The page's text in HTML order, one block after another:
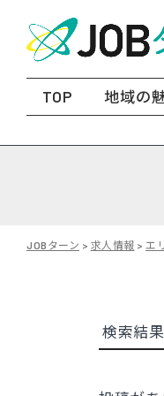
TOP 地域の
JOBターン > 求人情報 > エ
検索結果